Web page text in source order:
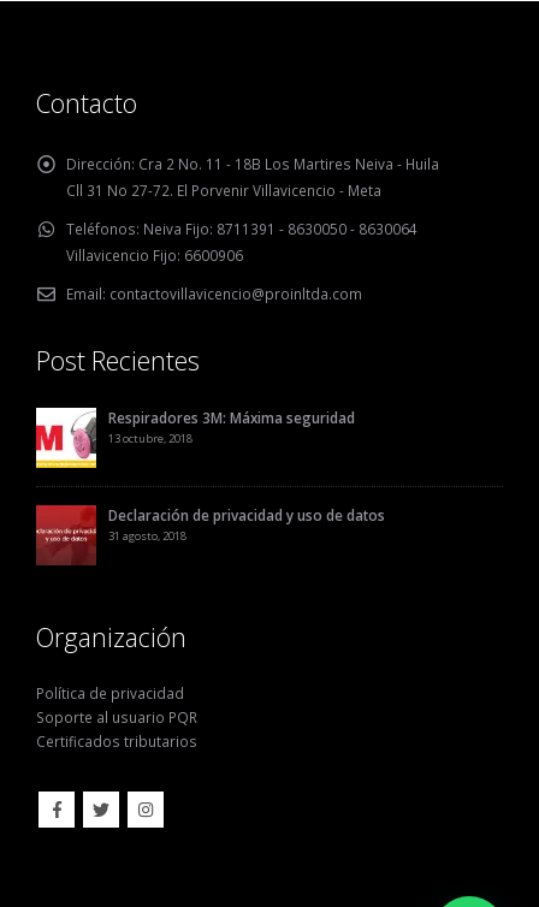
Contacto
Dirección: Cra 2 No. 11 - 18B Los Martires Neiva - Huila
Cll 31 No 27-72. El Porvenir Villavicencio - Meta
Teléfonos: Neiva Fijo: 8711391 - 8630050 - 8630064
Villavicencio Fijo: 6600906
Email: contactovillavicencio@proinltda.com
Post Recientes
Respiradores 3M: Máxima seguridad
13 octubre, 2018
Declaración de privacidad y uso de datos
31 agosto, 2018
Organización
Política de privacidad
Soporte al usuario PQR
Certificados tributarios